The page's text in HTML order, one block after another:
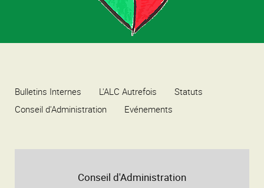
Bulletins Internes L'ALC Autrefois
Statuts
Conseil d'Administration
Evénements
Conseil d'Administration